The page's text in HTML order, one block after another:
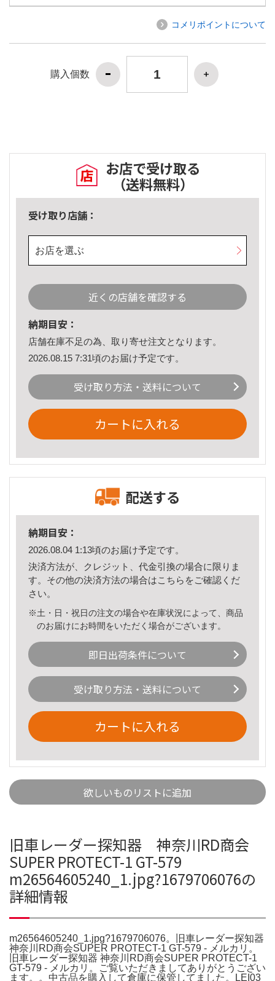
コメリポイントについて
購入個数
お店で受け取る
（送料無料）
受け取り店舗：
お店を選ぶ
近くの店舗を確認する
納期目安：
店舗在庫不足の為、取り寄せ注文となります。
2026.08.15 7:31頃のお届け予定です。
受け取り方法・送料について
カートに入れる
配送する
納期目安：
2026.08.04 1:13頃のお届け予定です。
決済方法が、クレジット、代金引換の場合に限りま
す。その他の決済方法の場合はこちら をご確認くだ
さい。
※土・日・祝日の注文の場合や在庫状況によって、商品
のお届けにお時間をいただく場合がございます。
即日出荷条件について
受け取り方法・送料について
カートに入れる
欲しいものリストに追加
旧車レーダー探知器 神奈川RD商会
SUPER PROTECT-1 GT-579
m26564605240_1.jpg?1679706076の
詳細情報
m26564605240_1.jpg?1679706076。旧車レーダー探知器
神奈川RD商会SUPER PROTECT-1 GT-579 - メルカリ。
旧車レーダー探知器 神奈川RD商会SUPER PROTECT-1
GT-579 - メルカリ。ご覧いただきましてありがとうござい
ます。。中古品を購入して倉庫に保管してました。LEI03